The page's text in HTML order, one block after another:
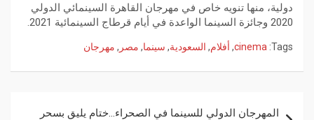
دولية، منها تنويه خاص في مهرجان القاهرة السينمائي الدولي
2020 وجائزة السينما الواعدة في أيام قرطاج السينمائية 2021.
Tags:
cinema
, أفلام, السعودية, سينما, مصر , مهرجان
المهرجان الدولي للسينما في الصحراء…ختام يليق بسحر